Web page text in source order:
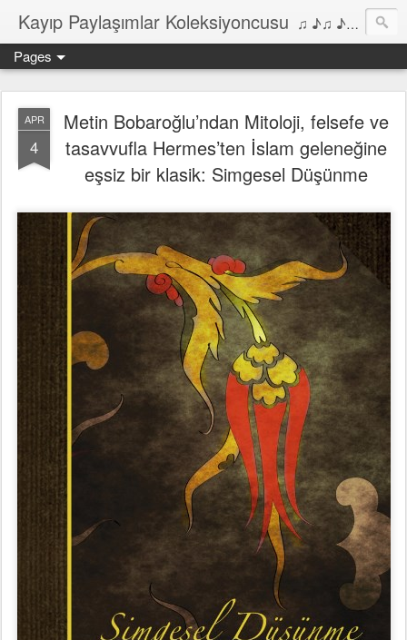
Kayıp Paylaşımlar Koleksiyoncusu ♫ ♪♫ ♪ ♫ ♪♫ ♪•♫♪ 2006'dan bu yana Film, Dizi, Müzik ve Kitaplar üzerine Yazılar Diyarı...
Pages
APR
4
Metin Bobaroğlu’ndan Mitoloji, felsefe ve
tasavvufla Hermes’ten İslam geleneğine
eşsiz bir klasik: Simgesel Düşünme